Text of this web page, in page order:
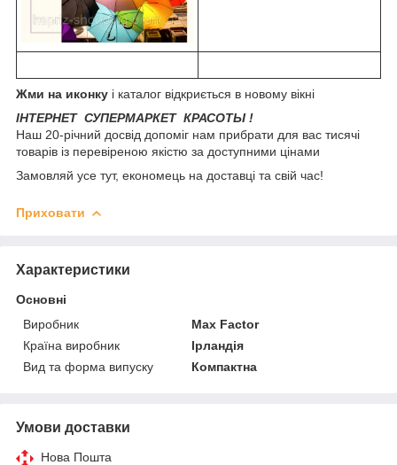
Жми на иконку і каталог відкриється в новому вікні
ІНТЕРНЕТ СУПЕРМАРКЕТ КРАСОТЫ !
Наш 20-річний досвід допоміг нам прибрати для вас тисячі
товарів із перевіреною якістю за доступними цінами
Замовляй усе тут, економець на доставці та свій час!
Приховати
Характеристики
Основні
Виробник
Max Factor
Країна виробник
Ірландія
Вид та форма випуску
Компактна
Умови доставки
Нова Пошта